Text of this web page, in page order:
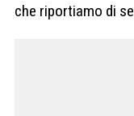
che riportiamo di